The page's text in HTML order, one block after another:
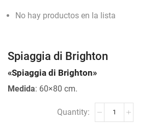
No hay productos en la lista
Spiaggia di Brighton
«Spiaggia di Brighton»
Medida: 60×80 cm.
Spiaggia